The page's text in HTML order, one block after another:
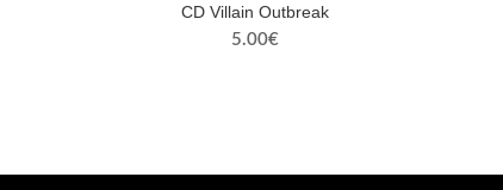
CD Villain Outbreak
5.00€